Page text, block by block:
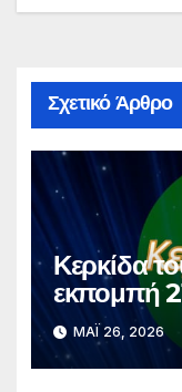
Σχετικό Άρθρο
Κερκίδα
εκπομπή
ΜΆΙ 26, 2026